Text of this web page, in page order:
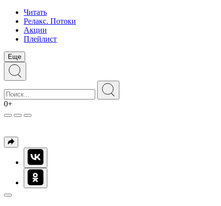
Читать
Релакс. Потоки
Акции
Плейлист
Еще
0+